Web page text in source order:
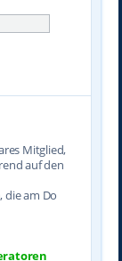
Mitglied,
auf den
die am Do